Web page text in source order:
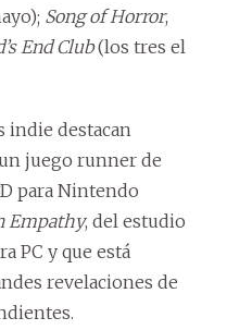
Song of Horror,
End Club(los tres el
indie destacan
juego runner de
para Nintendo
Empathy, del estudio
PC y que está
revelaciones de